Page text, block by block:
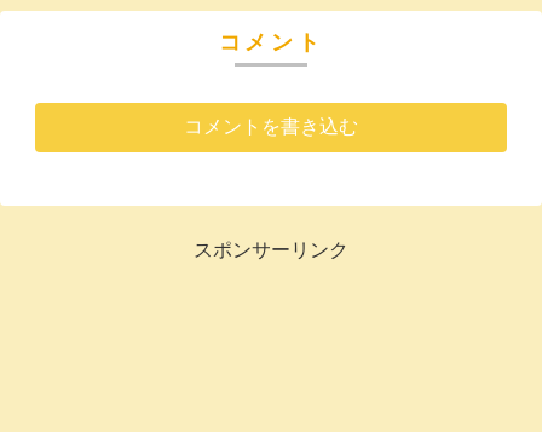
コメント
コメントを書き込む
スポンサーリンク